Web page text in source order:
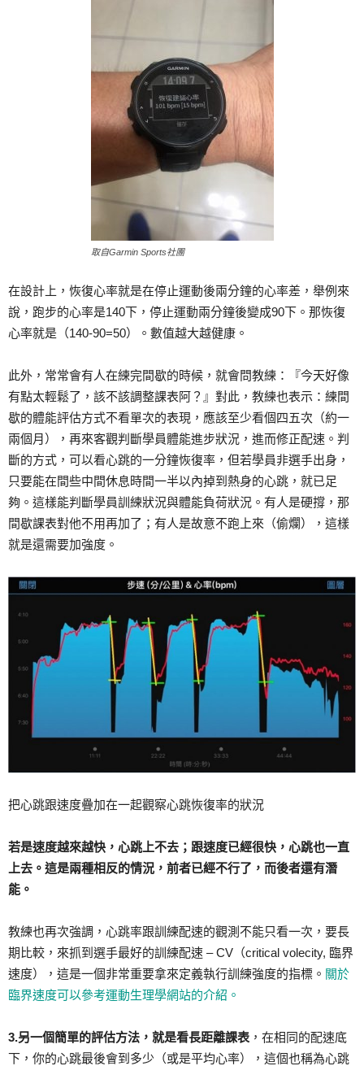
取自Garmin Sports社團
在設計上，恢復心率就是在停止運動後兩分鐘的心率差，舉例來
說，跑步的心率是140下，停止運動兩分鐘後變成90下。那恢復
心率就是（140-90=50）。數值越大越健康。
此外，常常會有人在練完間歇的時候，就會問教練：『今天好像
有點太輕鬆了，該不該調整課表阿？』對此，教練也表示：練間
歇的體能評估方式不看單次的表現，應該至少看個四五次（約一
兩個月），再來客觀判斷學員體能進步狀況，進而修正配速。判
斷的方式，可以看心跳的一分鐘恢復率，但若學員非選手出身，
只要能在間些中間休息時間一半以內掉到熱身的心跳，就已足
夠。這樣能判斷學員訓練狀況與體能負荷狀況。有人是硬撐，那
間歇課表對他不用再加了；有人是故意不跑上來（偷爛），這樣
就是還需要加強度。
把心跳跟速度疊加在一起觀察心跳恢復率的狀況
若是速度越來越快，心跳上不去；跟速度已經很快，心跳也一直
上去。這是兩種相反的情況，前者已經不行了，而後者還有潛
能。
教練也再次強調，心跳率跟訓練配速的觀測不能只看一次，要長
期比較，來抓到選手最好的訓練配速 – CV（critical volecity, 臨界
速度），這是一個非常重要拿來定義執行訓練強度的指標。 關於
臨界速度可以參考運動生理學網站的介紹。
3.另一個簡單的評估方法，就是看長距離課表 ，在相同的配速底
下，你的心跳最後會到多少（或是平均心率），這個也稱為心跳